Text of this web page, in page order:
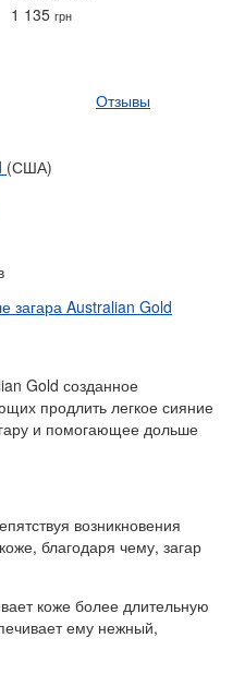
1 135 грн
Отзывы
(США)
загара Australian Gold
Gold созданное
продлить легкое сияние
и помогающее дольше
возникновения
благодаря чему, загар
коже более длительную
ему нежный,